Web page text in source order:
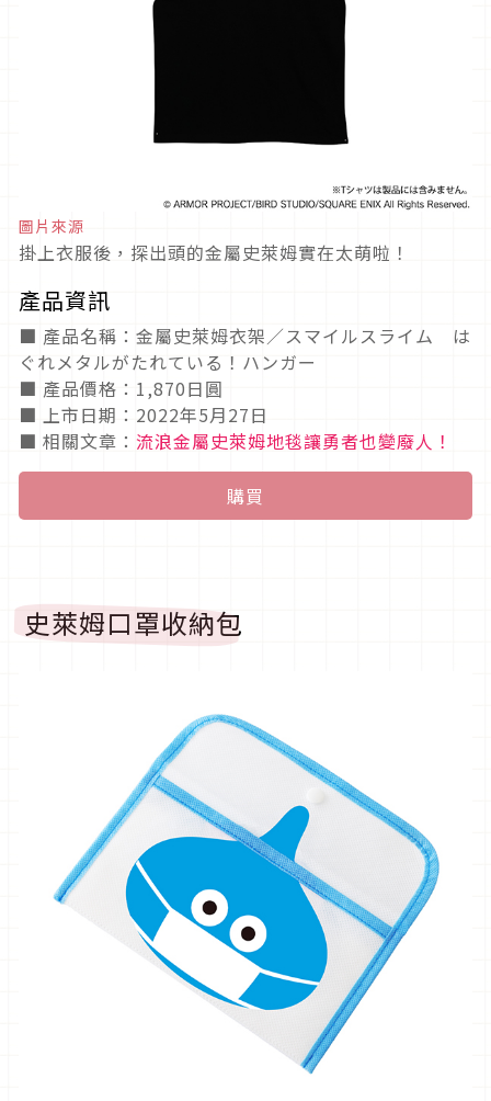
圖片來源
掛上衣服後，探出頭的金屬史萊姆實在太萌啦！
產品資訊
■ 產品名稱：金屬史萊姆衣架／スマイルスライム は
ぐれメタルがたれている！ハンガー
■ 產品價格：1,870日圓
■ 上市日期：2022年5月27日
■ 相關文章： 流浪金屬史萊姆地毯讓勇者也變廢人！
購買
史萊姆口罩收納包